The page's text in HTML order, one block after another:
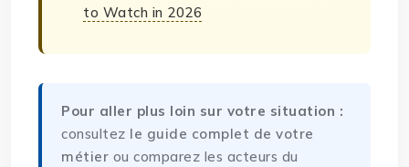
to Watch in 2026
Pour aller plus loin sur votre situation :
consultez le guide complet de votre
métier ou comparez les acteurs du